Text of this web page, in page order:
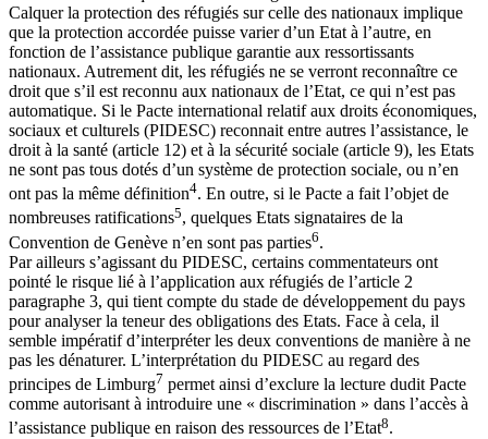
Calquer la protection des réfugiés sur celle des nationaux implique
que la protection accordée puisse varier d’un Etat à l’autre, en
fonction de l’assistance publique garantie aux ressortissants
nationaux. Autrement dit, les réfugiés ne se verront reconnaître ce
droit que s’il est reconnu aux nationaux de l’Etat, ce qui n’est pas
automatique. Si le Pacte international relatif aux droits économiques,
sociaux et culturels (PIDESC) reconnait entre autres l’assistance, le
droit à la santé (article 12) et à la sécurité sociale (article 9), les Etats
ne sont pas tous dotés d’un système de protection sociale, ou n’en
ont pas la même définition4. En outre, si le Pacte a fait l’objet de
nombreuses ratifications5, quelques Etats signataires de la
Convention de Genève n’en sont pas parties6.
Par ailleurs s’agissant du PIDESC, certains commentateurs ont
pointé le risque lié à l’application aux réfugiés de l’article 2
paragraphe 3, qui tient compte du stade de développement du pays
pour analyser la teneur des obligations des Etats. Face à cela, il
semble impératif d’interpréter les deux conventions de manière à ne
pas les dénaturer. L’interprétation du PIDESC au regard des
principes de Limburg7 permet ainsi d’exclure la lecture dudit Pacte
comme autorisant à introduire une « discrimination » dans l’accès à
l’assistance publique en raison des ressources de l’Etat8.